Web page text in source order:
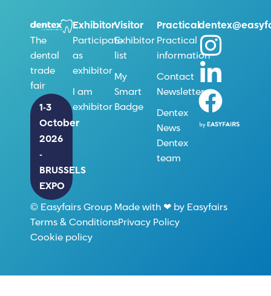
The
dental
trade
fair
1-3
October
2026
-
BRUSSELS
EXPO
Exhibitor
Participate
as
exhibitor
I am
exhibitor
Visitor
Exhibitor
list
My
Smart
Badge
Practical
Practical
information
Contact
Newsletter
Dentex
News
Dentex
team
© Easyfairs Group Made with ❤ by Easyfairs
Terms & ConditionsPrivacy Policy
Cookie policy